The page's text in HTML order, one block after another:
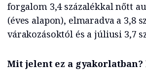
forgalom 3,4 százalékkal nőtt
(éves alapon), elmaradva a 3,8
várakozásoktól és a júliusi 3,7
Mit jelent ez a gyakorlatban?